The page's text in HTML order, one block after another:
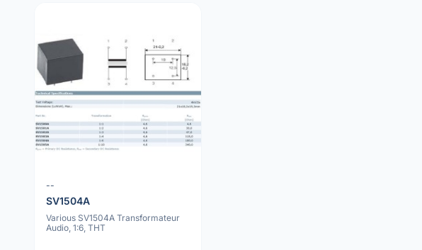
--
SV1504A
Various SV1504A Transformateur
Audio, 1:6, THT